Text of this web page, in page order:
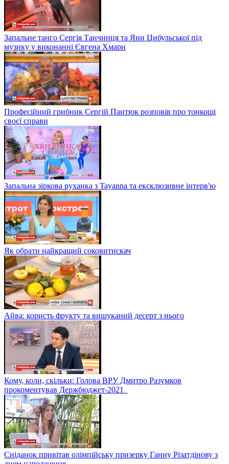
Запальне танго Сергія Танчинця та Яни Цибульської під
музику у виконанні Євгена Хмари
Професійний грибник Сергій Пантюк розповів про тонкощі
своєї справи
Запальна зіркова руханка з Tayanna та ексклюзивне інтерв'ю
Як обрати найкращий соковитискач
Айва: користь фрукту та вишуканий десерт з нього
Кому, коли, скільки: Голова ВРУ Дмитро Разумков
прокоментував Держбюджет-2021
Сніданок привітав олімпійську призерку Ганну Різатдінову з